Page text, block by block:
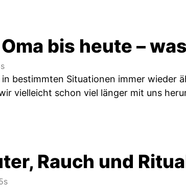
bis heute –
bestimmten Situationen immer wieder
vielleicht schon viel länger mit uns
Rauch und